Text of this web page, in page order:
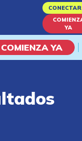
YA
COMIENZA YA